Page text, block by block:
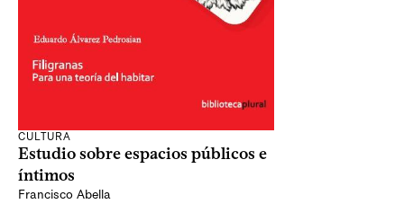
CULTURA
Estudio sobre espacios públicos e
íntimos
Francisco Abella